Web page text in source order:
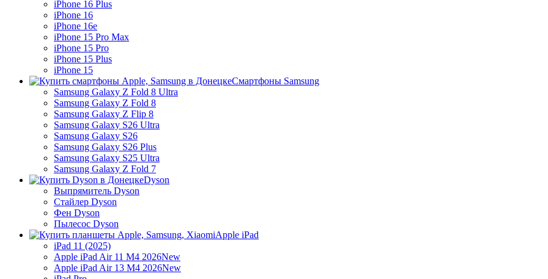
iPhone 16 Plus
iPhone 16
iPhone 16e
iPhone 15 Pro Max
iPhone 15 Pro
iPhone 15 Plus
iPhone 15
Смартфоны Samsung
Samsung Galaxy Z Fold 8 Ultra
Samsung Galaxy Z Fold 8
Samsung Galaxy Z Flip 8
Samsung Galaxy S26 Ultra
Samsung Galaxy S26
Samsung Galaxy S26 Plus
Samsung Galaxy S25 Ultra
Samsung Galaxy Z Fold 7
Dyson
Выпрямитель Dyson
Стайлер Dyson
Фен Dyson
Пылесос Dyson
Apple iPad
iPad 11 (2025)
Apple iPad Air 11 M4 2026New
Apple iPad Air 13 M4 2026New